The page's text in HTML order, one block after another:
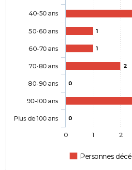
1
1
2
0
0
Personnes
40-50 ans
50-60 ans
60-70 ans
70-80 ans
80-90 ans
90-100 ans
Plus de 100 ans
0 1 2